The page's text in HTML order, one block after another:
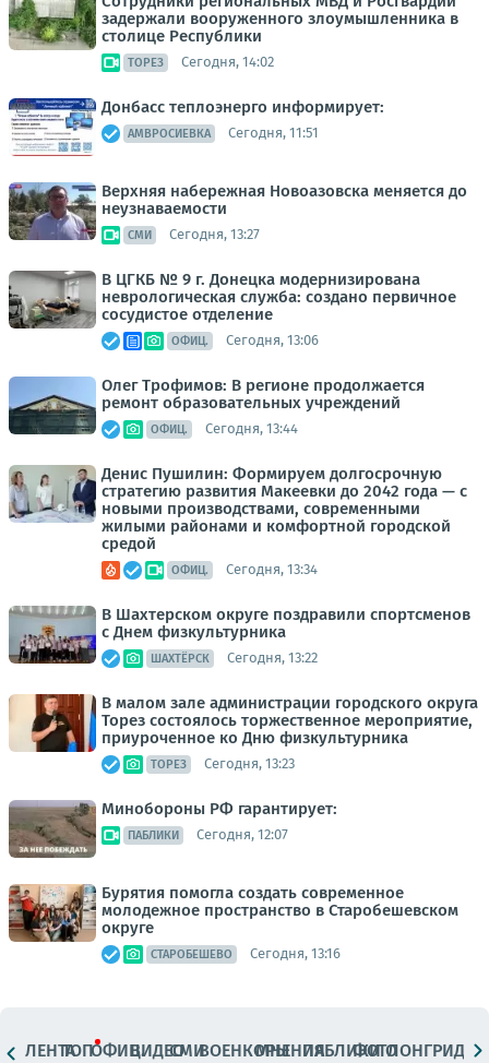
задержали вооруженного злоумышленника в
столице Республики
ТОРЕЗ Сегодня, 14:02
Донбасс теплоэнерго информирует:
АМВРОСИЕВКА Сегодня, 11:51
Верхняя набережная Новоазовска меняется до
неузнаваемости
СМИ Сегодня, 13:27
В ЦГКБ № 9 г. Донецка модернизирована
неврологическая служба: создано первичное
сосудистое отделение
ОФИЦ. Сегодня, 13:06
Олег Трофимов: В регионе продолжается
ремонт образовательных учреждений
ОФИЦ. Сегодня, 13:44
Денис Пушилин: Формируем долгосрочную
стратегию развития Макеевки до 2042 года — с
новыми производствами, современными
жилыми районами и комфортной городской
средой
ОФИЦ. Сегодня, 13:34
В Шахтерском округе поздравили спортсменов
с Днем физкультурника
ШАХТЁРСК Сегодня, 13:22
В малом зале администрации городского округа
Торез состоялось торжественное мероприятие,
приуроченное ко Дню физкультурника
ТОРЕЗ Сегодня, 13:23
Минобороны РФ гарантирует:
ПАБЛИКИ Сегодня, 12:07
Бурятия помогла создать современное
молодежное пространство в Старобешевском
округе
СТАРОБЕШЕВО Сегодня, 13:16
ЛЕНТАТОПОФИЦ.ВИДЕОСМИВОЕНКОРЫМНЕНИЯПАБЛИКИ
ФОТОЛОНГРИДЫ